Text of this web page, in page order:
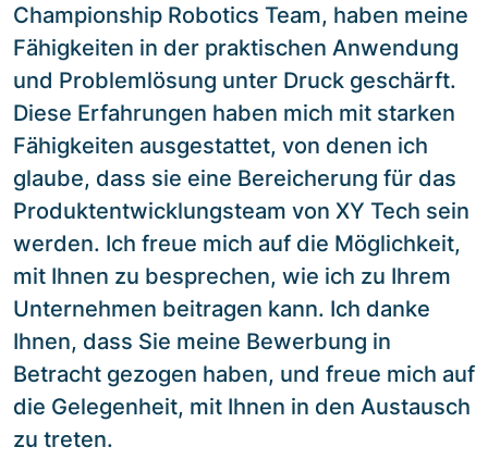
Championship Robotics Team, haben meine
Fähigkeiten in der praktischen Anwendung
und Problemlösung unter Druck geschärft.
Diese Erfahrungen haben mich mit starken
Fähigkeiten ausgestattet, von denen ich
glaube, dass sie eine Bereicherung für das
Produktentwicklungsteam von XY Tech sein
werden. Ich freue mich auf die Möglichkeit,
mit Ihnen zu besprechen, wie ich zu Ihrem
Unternehmen beitragen kann. Ich danke
Ihnen, dass Sie meine Bewerbung in
Betracht gezogen haben, und freue mich auf
die Gelegenheit, mit Ihnen in den Austausch
zu treten.